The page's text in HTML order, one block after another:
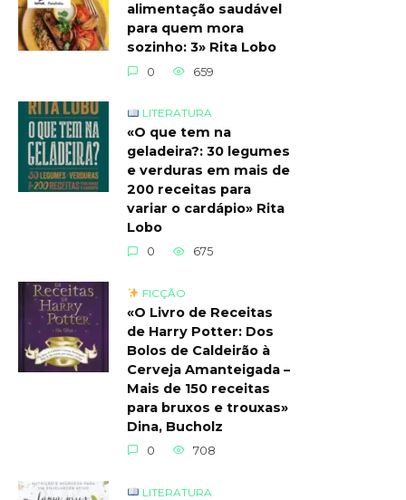
alimentação saudável
para quem mora
sozinho: 3» Rita Lobo
0 659
LITERATURA
«O que tem na
geladeira?: 30 legumes
e verduras em mais de
200 receitas para
variar o cardápio» Rita
Lobo
0 675
FICÇÃO
«O Livro de Receitas
de Harry Potter: Dos
Bolos de Caldeirão à
Cerveja Amanteigada –
Mais de 150 receitas
para bruxos e trouxas»
Dina, Bucholz
0 708
LITERATURA